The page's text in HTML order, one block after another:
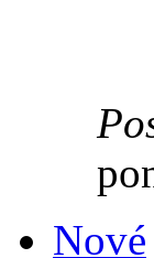
Nové